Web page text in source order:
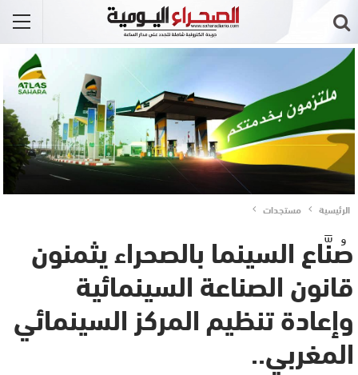
الرئيسية مستجدات
صُنَّاع السينما بالصحراء يثمنون
قانون الصناعة السينمائية
وإعادة تنظيم المركز السينمائي
المغربي..